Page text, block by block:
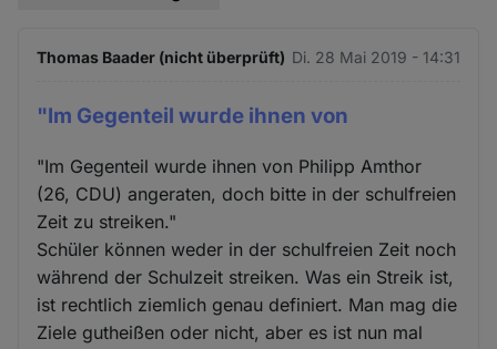
Thomas Baader (nicht überprüft) Di. 28 Mai 2019 - 14:31
"Im Gegenteil wurde ihnen von
"Im Gegenteil wurde ihnen von Philipp Amthor
(26, CDU) angeraten, doch bitte in der schulfreien
Zeit zu streiken."
Schüler können weder in der schulfreien Zeit noch
während der Schulzeit streiken. Was ein Streik ist,
ist rechtlich ziemlich genau definiert. Man mag die
Ziele gutheißen oder nicht, aber es ist nun mal